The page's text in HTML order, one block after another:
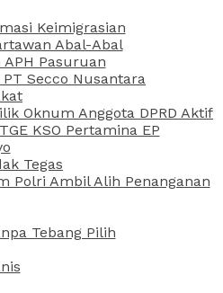
Keimigrasian
Abal-Abal
Pasuruan
Secco Nusantara
Oknum Anggota DPRD Aktif
KSO Pertamina EP
Tegas
Polri Ambil Alih Penanganan
Tebang Pilih